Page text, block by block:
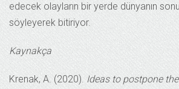
edecek olayların bir yerde dünyanın
söyleyerek bitiriyor.
Kaynakça
Krenak, A. (2020). Ideas to postpone